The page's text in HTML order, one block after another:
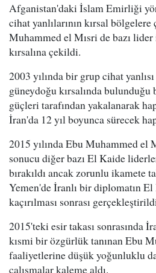
Afganistan'daki İslam Emirliği
cihat yanlılarının kırsal
Muhammed el Mısri de bazı
kırsalına çekildi.
2003 yılında bir grup cihat
güneydoğu kırsalında
güçleri tarafından yakalanarak
İran'da 12 yıl boyunca sürecek
2015 yılında Ebu Muhammed el
sonucu diğer bazı El Kaide
bırakıldı ancak zorunlu ikamete
Yemen'de İranlı bir diplomatın
kaçırılması sonrası
2015'teki esir takası sonrasında
kısmi bir özgürlük tanınan Ebu
faaliyetlerine düşük yoğunluklu
çalışmalar kaleme aldı.